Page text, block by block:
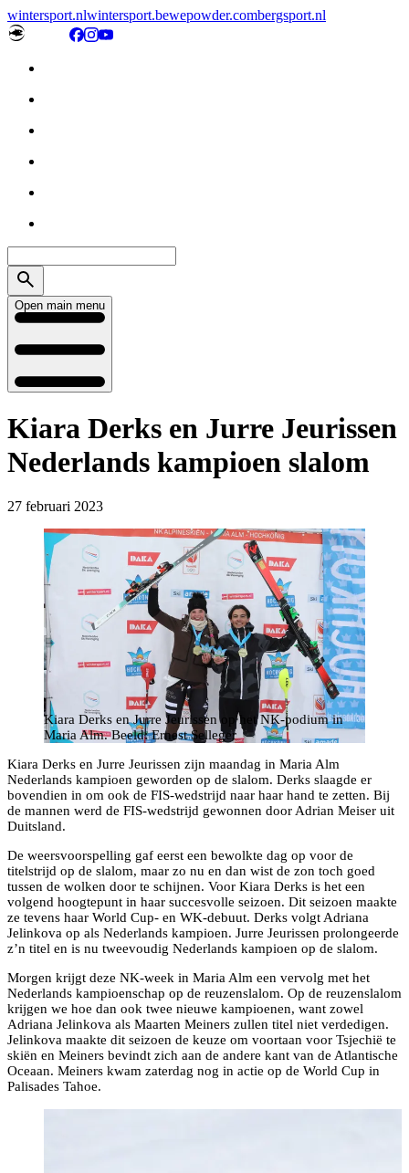
wintersport.nlwintersport.bewepowder.combergsport.nl
Open main menu
Kiara Derks en Jurre Jeurissen
Nederlands kampioen slalom
27 februari 2023
Kiara Derks en Jurre Jeurissen op het NK-podium in
Maria Alm. Beeld: Ernest Selleger
Kiara Derks en Jurre Jeurissen zijn maandag in Maria Alm
Nederlands kampioen geworden op de slalom. Derks slaagde er
bovendien in om ook de FIS-wedstrijd naar haar hand te zetten. Bij
de mannen werd de FIS-wedstrijd gewonnen door Adrian Meiser uit
Duitsland.
De weersvoorspelling gaf eerst een bewolkte dag op voor de
titelstrijd op de slalom, maar zo nu en dan wist de zon toch goed
tussen de wolken door te schijnen. Voor Kiara Derks is het een
volgend hoogtepunt in haar succesvolle seizoen. Dit seizoen maakte
ze tevens haar World Cup- en WK-debuut. Derks volgt Adriana
Jelinkova op als Nederlands kampioen. Jurre Jeurissen prolongeerde
z’n titel en is nu tweevoudig Nederlands kampioen op de slalom.
Morgen krijgt deze NK-week in Maria Alm een vervolg met het
Nederlands kampioenschap op de reuzenslalom. Op de reuzenslalom
krijgen we hoe dan ook twee nieuwe kampioenen, want zowel
Adriana Jelinkova als Maarten Meiners zullen titel niet verdedigen.
Jelinkova maakte dit seizoen de keuze om voortaan voor Tsjechië te
skiën en Meiners bevindt zich aan de andere kant van de Atlantische
Oceaan. Meiners kwam zaterdag nog in actie op de World Cup in
Palisades Tahoe.